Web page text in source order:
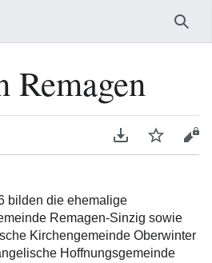
Remagen
PDF
bilden die ehemalige
Remagen-Sinzig sowie
Kirchengemeinde Oberwinter
Hoffnungsgemeinde